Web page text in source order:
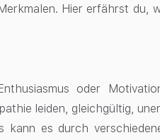
Hier erfährst du,
oder
leiden, gleichgültig,
es durch